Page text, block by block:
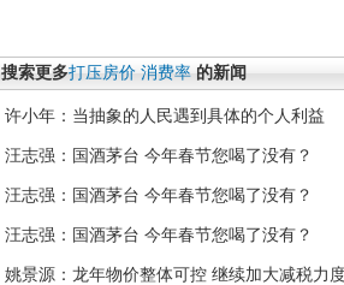
搜索更多打压房价 消费率 的新闻
许小年：当抽象的人民遇到具体的个人利益
汪志强：国酒茅台 今年春节您喝了没有？
汪志强：国酒茅台 今年春节您喝了没有？
汪志强：国酒茅台 今年春节您喝了没有？
姚景源：龙年物价整体可控 继续加大减税力